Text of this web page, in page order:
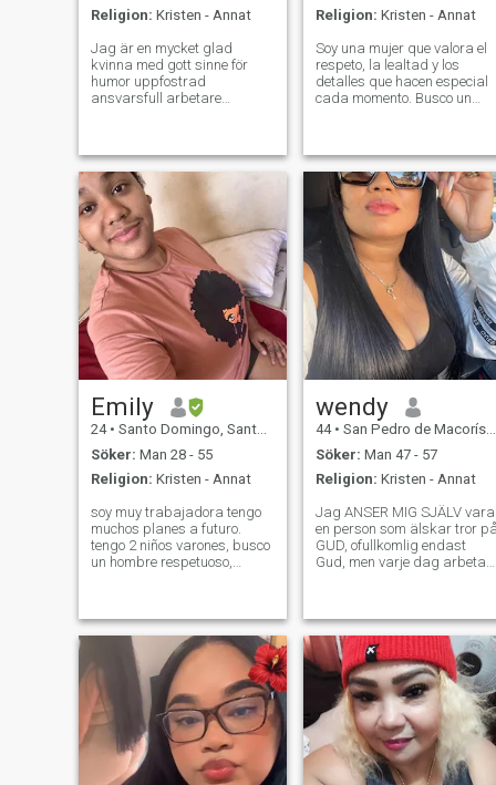
Religion: Kristen - Annat
Jag är en mycket glad
kvinna med gott sinne för
humor uppfostrad
ansvarsfull arbetare
jag älskar bra musik Jag
gillar mycket att läsa agon
övningar Jag gillar att ta
hand om min
känslomässiga hälsa
Religion: Kristen - Annat
Soy una mujer que valora el
respeto, la lealtad y los
detalles que hacen especial
cada momento. Busco un
aventurero. Me encanta
viajar, descubrir nuevos
destinos, disfrutar de
Emily
24 • Santo Domingo, Santo Domingo, Dominikanska Rep.
Söker: Man 28 - 55
Religion: Kristen - Annat
soy muy trabajadora tengo
muchos planes a futuro.
tengo 2 niños varones, busco
un hombre respetuoso,
busco hombre irrespetuoso.
I'm very hardworking. I have
m
wendy
44 • San Pedro de Macorís, San Pedro de Macorís, Dominikanska Rep...
Söker: Man 47 - 57
Religion: Kristen - Annat
Jag ANSER MIG SJÄLV vara
en person som älskar tror på
GUD, ofullkomlig endast
Gud, men varje dag arbetar i
på marken, jag älskar det
och vart jag går jag är här
för att träffa människor jag
älskar musik: Salsa, ballad,
rock of the 80, filmer av
carate och humor, jag älskar
biljard gå till gym.caminar.
Jag anser mig själv trevlig. .
Intelligent jag tänker på
framtiden.\jag vill inte vara i